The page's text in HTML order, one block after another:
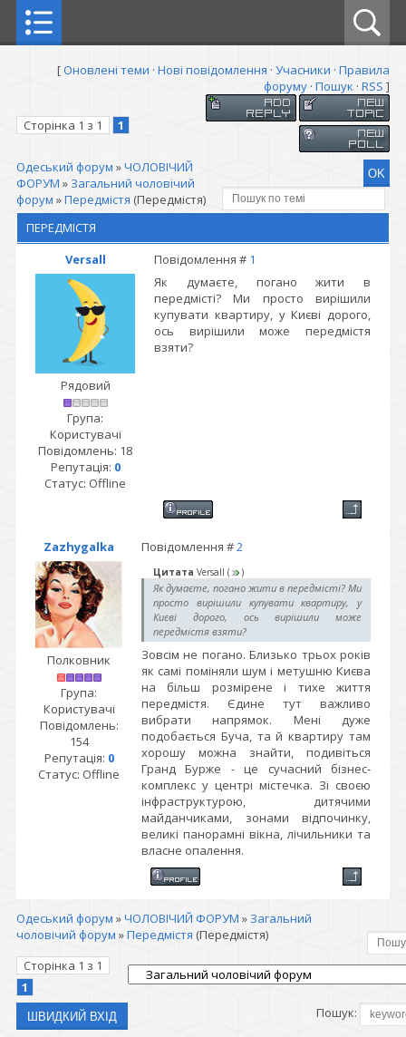
[Оновлені теми · Нові повідомлення · Учасники · Правила
форуму · Пошук · RSS ]
Сторінка 1 з 1 1
Одеський форум »ЧОЛОВІЧИЙ
ФОРУМ » Загальний чоловічий
форум »Передмістя (Передмістя)
ПЕРЕДМІСТЯ
Versall
Повідомлення # 1
Рядовий
Група:
Користувачі
Повідомлень: 18
Репутація: 0
Статус: Offline
Як думаєте, погано жити в
передмісті? Ми просто вирішили
купувати квартиру, у Києві дорого,
ось вирішили може передмістя
взяти?
Zazhygalka Повідомлення #2
Полковник
Група:
Користувачі
Повідомлень:
154
Репутація: 0
Статус: Offline
Цитата Versall ( )
Як думаєте, погано жити в передмісті? Ми
просто вирішили купувати квартиру, у
Києві дорого, ось вирішили може
передмістя взяти?
Зовсім не погано. Близько трьох років
як самі поміняли шум і метушню Києва
на більш розмірене і тихе життя
передмістя. Єдине тут важливо
вибрати напрямок. Мені дуже
подобається Буча, та й квартиру там
хорошу можна знайти, подивіться
Гранд Бурже - це сучасний бізнес-
комплекс у центрі містечка. Зі своєю
інфраструктурою, дитячими
майданчиками, зонами відпочинку,
великі панорамні вікна, лічильники та
власне опалення.
Одеський форум »ЧОЛОВІЧИЙ ФОРУМ » Загальний
чоловічий форум »Передмістя (Передмістя)
Сторінка 1 з 1
1
Пошук: